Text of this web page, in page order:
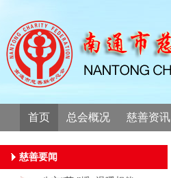
首页 总会概况 慈善资讯
慈善要闻